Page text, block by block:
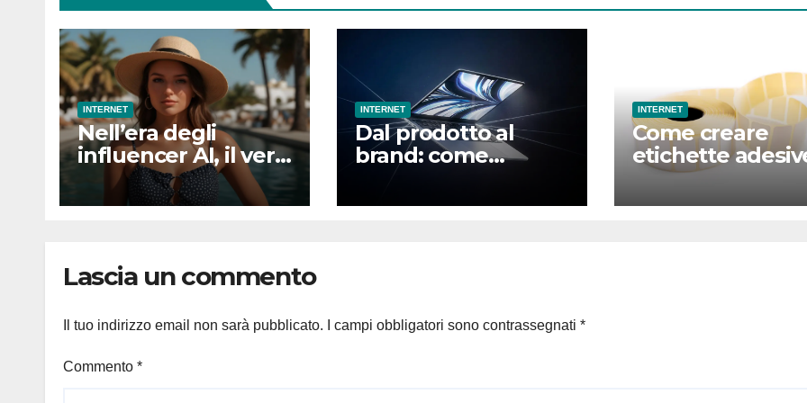
INTERNET
Nell’era degli
influencer AI, il vero
vantaggio
competitivo sarà
INTERNET
Dal prodotto al
brand: come
cambia la
comunicazione nel
INTERNET
Come creare
etichette
online con
strumenti
Lascia un commento
Il tuo indirizzo email non sarà pubblicato. I campi obbligatori sono contrassegnati *
Commento *